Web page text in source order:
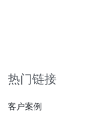
热门链接
客户案例